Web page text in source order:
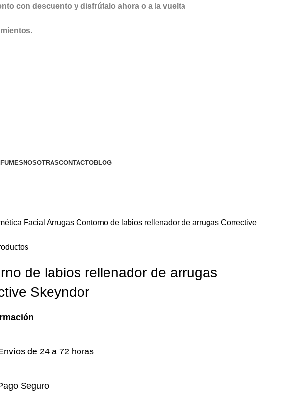
con descuento y disfrútalo ahora o a la vuelta
NOSOTRASCONTACTOBLOG
Facial Arrugas Contorno de labios rellenador de arrugas Corrective
de labios rellenador de arrugas
Skeyndor
de 24 a 72 horas
Seguro